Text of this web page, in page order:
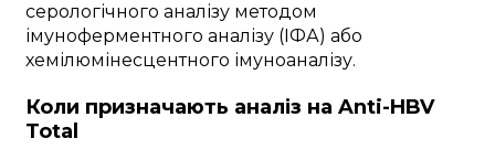
серологічного аналізу методом
імуноферментного аналізу (ІФА) або
хемілюмінесцентного імуноаналізу.
Коли призначають аналіз на Anti-HBV
Total